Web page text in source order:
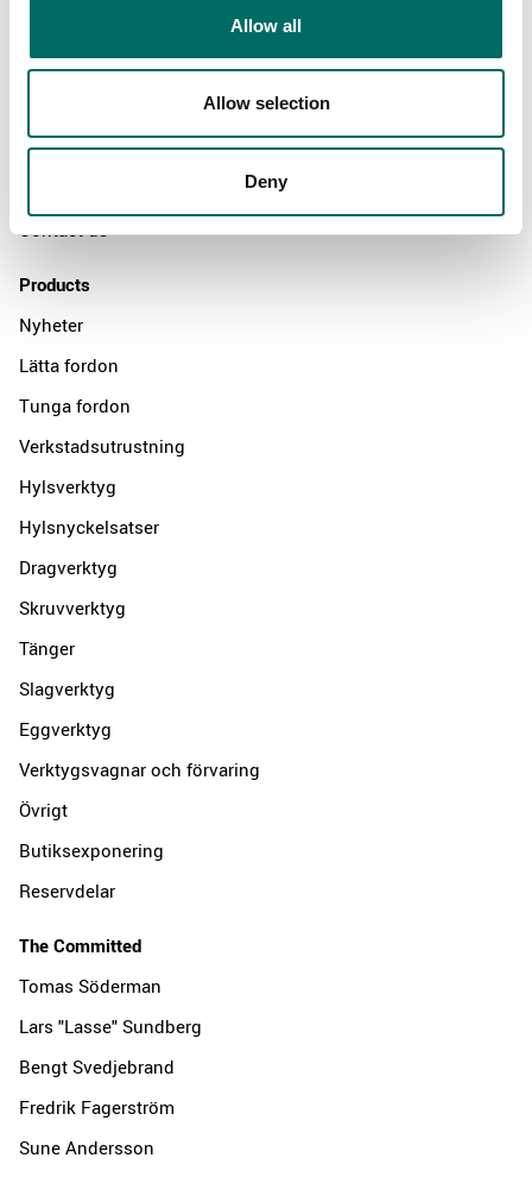
Allow all
Allow selection
Deny
Swedish quality
The Kamasa Tools warranty
News
Contact us
Products
Nyheter
Lätta fordon
Tunga fordon
Verkstadsutrustning
Hylsverktyg
Hylsnyckelsatser
Dragverktyg
Skruvverktyg
Tänger
Slagverktyg
Eggverktyg
Verktygsvagnar och förvaring
Övrigt
Butiksexponering
Reservdelar
The Committed
Tomas Söderman
Lars "Lasse" Sundberg
Bengt Svedjebrand
Fredrik Fagerström
Sune Andersson